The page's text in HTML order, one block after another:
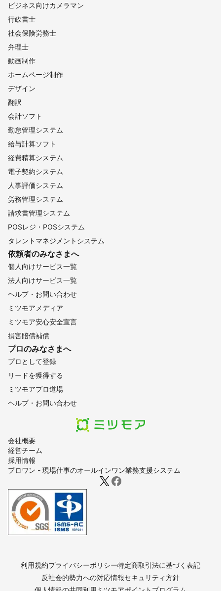
当店は、
元市役所職員の代表が運営する、信頼第一のクリーニング店で
す。
公的な現場で培ってきた責任感と誠実さを土台に、
います。
経営ビジネス誌アンカー様より取材を受け、
ダンカンさんから
「九州最強」、
とお言葉をいただきました。
この評価は、私たちにとって大きな誇りであり、励みです。
私たちの目標は、
「地域に“おかげさま”がいてくれてよかった」
そう思っていただける存在になること。
エアコンクリーニングも、ハウスクリーニングも、
そして何か困ったときも、
元市役所職員だからこそできる、
思いやりと責任感のあるサービスを、
これからも地域の皆さまへお届けしてまいります。
どうぞ安心してお任せください。
会社概要
経営チーム
採用情報
プロワン - 現場仕事のオールインワン業務支援システム
ビジネス向けカメラマン
行政書士
社会保険労務士
弁理士
動画制作
ホームページ制作
デザイン
翻訳
会計ソフト
勤怠管理システム
給与計算ソフト
経費精算システム
電子契約システム
人事評価システム
労務管理システム
請求書管理システム
POSレジ・POSシステム
タレントマネジメントシステム
依頼者のみなさまへ
個人向けサービス一覧
法人向けサービス一覧
ヘルプ・お問い合わせ
ミツモアメディア
ミツモア安心安全宣言
損害賠償補償
プロのみなさまへ
プロとして登録
リードを獲得する
ミツモアプロ道場
ヘルプ・お問い合わせ
利用規約プライバシーポリシー特定商取引法に基づく表記
反社会的勢力への対応情報セキュリティ方針